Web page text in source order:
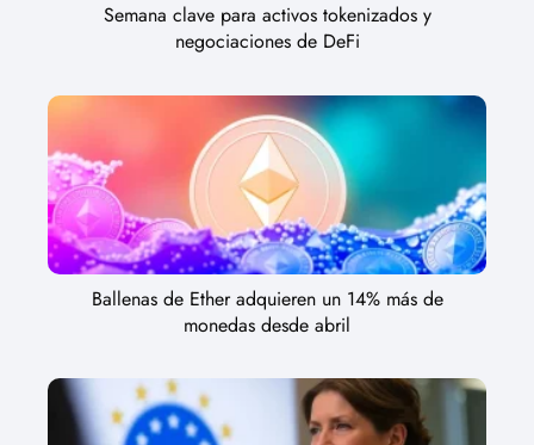
Semana clave para activos tokenizados y
negociaciones de DeFi
Ballenas de Ether adquieren un 14% más de
monedas desde abril